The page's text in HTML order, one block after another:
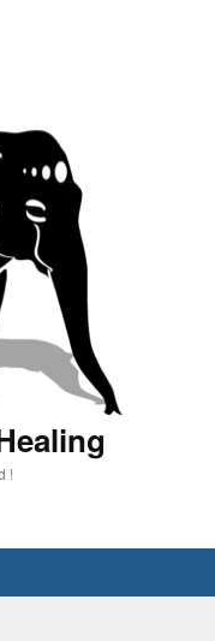
!